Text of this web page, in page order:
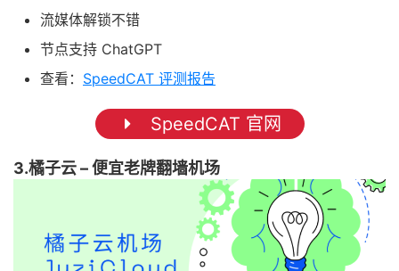
流媒体解锁不错
节点支持 ChatGPT
查看： SpeedCAT 评测报告
SpeedCAT 官网
3.橘子云 – 便宜老牌翻墙机场